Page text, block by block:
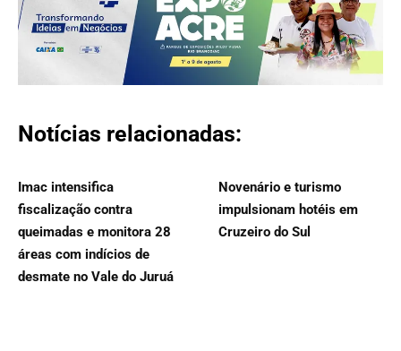
Notícias relacionadas:
Imac intensifica
fiscalização contra
queimadas e monitora 28
áreas com indícios de
desmate no Vale do Juruá
Novenário e turismo
impulsionam hotéis em
Cruzeiro do Sul